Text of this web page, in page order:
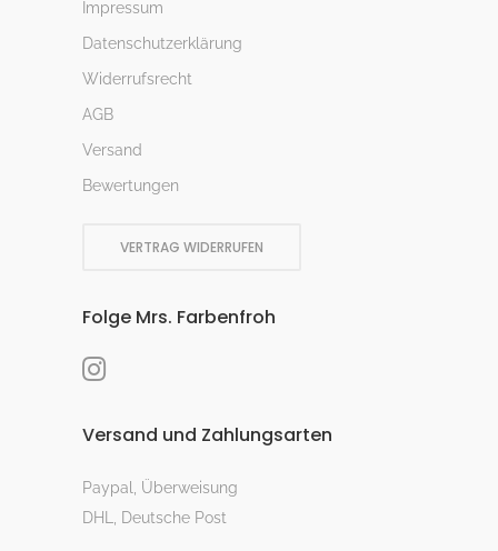
Impressum
Datenschutzerklärung
Widerrufsrecht
AGB
Versand
Bewertungen
VERTRAG WIDERRUFEN
Folge Mrs. Farbenfroh
Versand und Zahlungsarten
Paypal, Überweisung
DHL, Deutsche Post